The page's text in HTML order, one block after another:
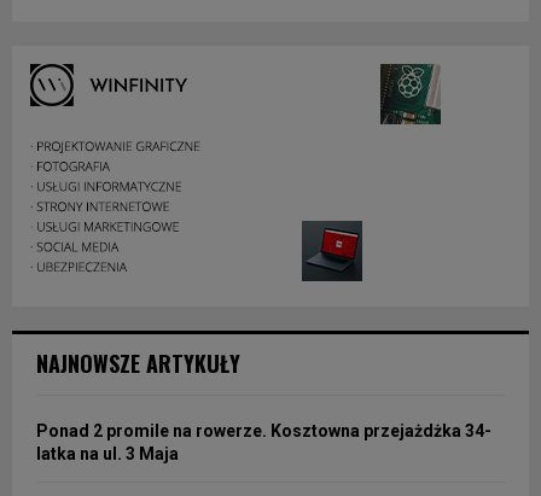
NAJNOWSZE ARTYKUŁY
Ponad 2 promile na rowerze. Kosztowna przejażdżka 34-
latka na ul. 3 Maja